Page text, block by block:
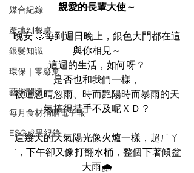
媒合紀錄
產地到餐桌
銀髮知識
環保｜零廢棄
藝術關懷
每月食材捐贈電子報
ESG成果紀錄
親愛的長輩大使～
晚安 🌙每到週日晚上，銀色大門都在這
與你相見～
這週的生活，如何呀？
是否也和我們一樣，
被這忽晴忽雨、時而艷陽時而暴雨的天
氣搞得措手不及呢ＸＤ？
這幾天的天氣陽光像火爐一樣，超ㄏㄚ
ˋ，下午卻又像打翻水桶，整個下著傾盆
大雨🌧